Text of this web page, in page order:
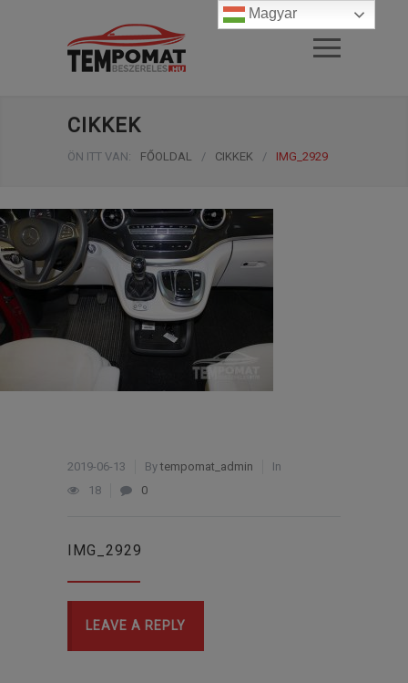
CIKKEK
ÖN ITT VAN: FŐOLDAL / CIKKEK / IMG_2929
2019-06-13 Bytempomat_admin
In
18
0
IMG_2929
LEAVE A REPLY
Magyar